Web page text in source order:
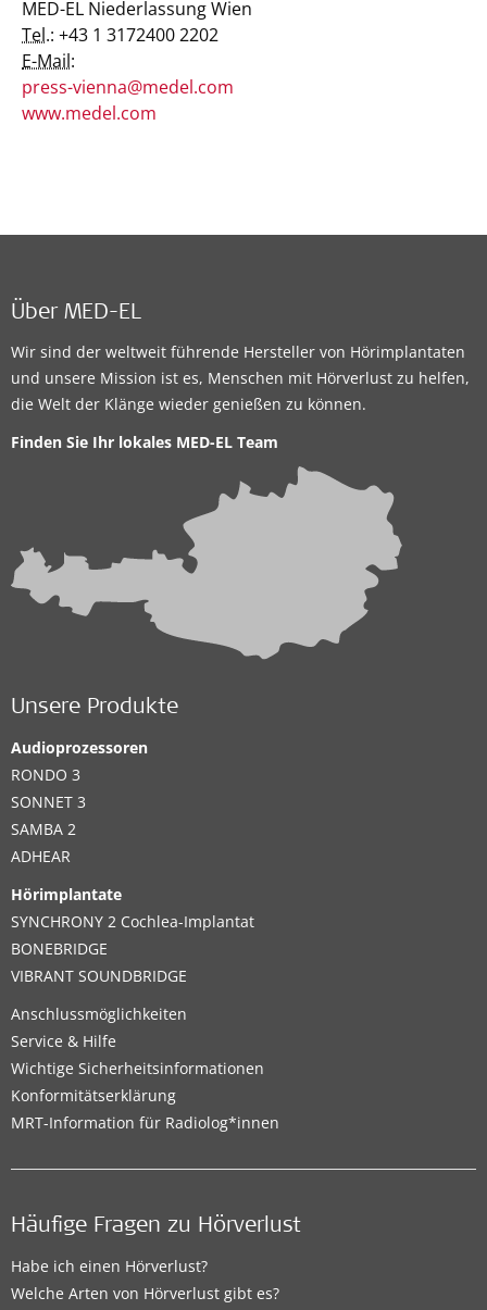
MED-EL Niederlassung Wien
Tel.: +43 1 3172400 2202
E-Mail:
press-vienna@medel.com
www.medel.com
Über MED-EL
Wir sind der weltweit führende Hersteller von Hörimplantaten
und unsere Mission ist es, Menschen mit Hörverlust zu helfen,
die Welt der Klänge wieder genießen zu können.
Finden Sie Ihr lokales MED-EL Team
Unsere Produkte
Audioprozessoren
RONDO 3
SONNET 3
SAMBA 2
ADHEAR
Hörimplantate
SYNCHRONY 2 Cochlea-Implantat
BONEBRIDGE
VIBRANT SOUNDBRIDGE
Anschlussmöglichkeiten
Service & Hilfe
Wichtige Sicherheitsinformationen
Konformitätserklärung
MRT-Information für Radiolog*innen
Häufige Fragen zu Hörverlust
Habe ich einen Hörverlust?
Welche Arten von Hörverlust gibt es?